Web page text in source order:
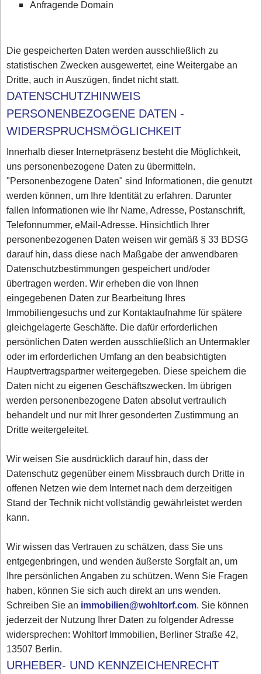
Anfragende Domain
Die gespeicherten Daten werden ausschließlich zu
statistischen Zwecken ausgewertet, eine Weitergabe an
Dritte, auch in Auszügen, findet nicht statt.
DATENSCHUTZHINWEIS
PERSONENBEZOGENE DATEN -
WIDERSPRUCHSMÖGLICHKEIT
Innerhalb dieser Internetpräsenz besteht die Möglichkeit,
uns personenbezogene Daten zu übermitteln.
"Personenbezogene Daten" sind Informationen, die genutzt
werden können, um Ihre Identität zu erfahren. Darunter
fallen Informationen wie Ihr Name, Adresse, Postanschrift,
Telefonnummer, eMail-Adresse. Hinsichtlich Ihrer
personenbezogenen Daten weisen wir gemäß § 33 BDSG
darauf hin, dass diese nach Maßgabe der anwendbaren
Datenschutzbestimmungen gespeichert und/oder
übertragen werden. Wir erheben die von Ihnen
eingegebenen Daten zur Bearbeitung Ihres
Immobiliengesuchs und zur Kontaktaufnahme für spätere
gleichgelagerte Geschäfte. Die dafür erforderlichen
persönlichen Daten werden ausschließlich an Untermakler
oder im erforderlichen Umfang an den beabsichtigten
Hauptvertragspartner weitergegeben. Diese speichern die
Daten nicht zu eigenen Geschäftszwecken. Im übrigen
werden personenbezogene Daten absolut vertraulich
behandelt und nur mit Ihrer gesonderten Zustimmung an
Dritte weitergeleitet.
Wir weisen Sie ausdrücklich darauf hin, dass der
Datenschutz gegenüber einem Missbrauch durch Dritte in
offenen Netzen wie dem Internet nach dem derzeitigen
Stand der Technik nicht vollständig gewährleistet werden
kann.
Wir wissen das Vertrauen zu schätzen, dass Sie uns
entgegenbringen, und wenden äußerste Sorgfalt an, um
Ihre persönlichen Angaben zu schützen. Wenn Sie Fragen
haben, können Sie sich auch direkt an uns wenden.
Schreiben Sie an immobilien@wohltorf.com. Sie können
jederzeit der Nutzung Ihrer Daten zu folgender Adresse
widersprechen: Wohltorf Immobilien, Berliner Straße 42,
13507 Berlin.
URHEBER- UND KENNZEICHENRECHT